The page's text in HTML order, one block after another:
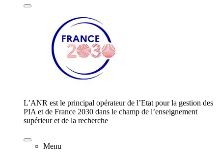
L’ANR est le principal opérateur de l’Etat pour la gestion des
PIA et de France 2030 dans le champ de l’enseignement
supérieur et de la recherche
Menu